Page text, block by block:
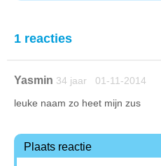
1 reacties
Yasmin 34 jaar 01-11-2014
leuke naam zo heet mijn zus
Plaats reactie